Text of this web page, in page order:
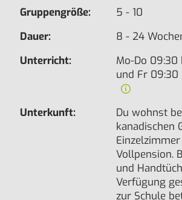
Gruppengröße:
5 - 10
Dauer:
8 - 24
Unterricht:
Mo-Do 09:30
und Fr 09:30
Unterkunft:
Du wohnst
kanadischen
Vollpension.
und
Verfügung
zur Schule